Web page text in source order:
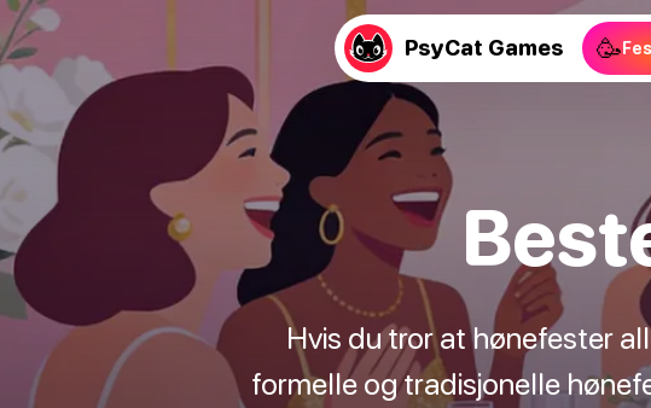
PsyCat Games 🥳
Hvis du tror at hønefester
formelle og tradisjonelle